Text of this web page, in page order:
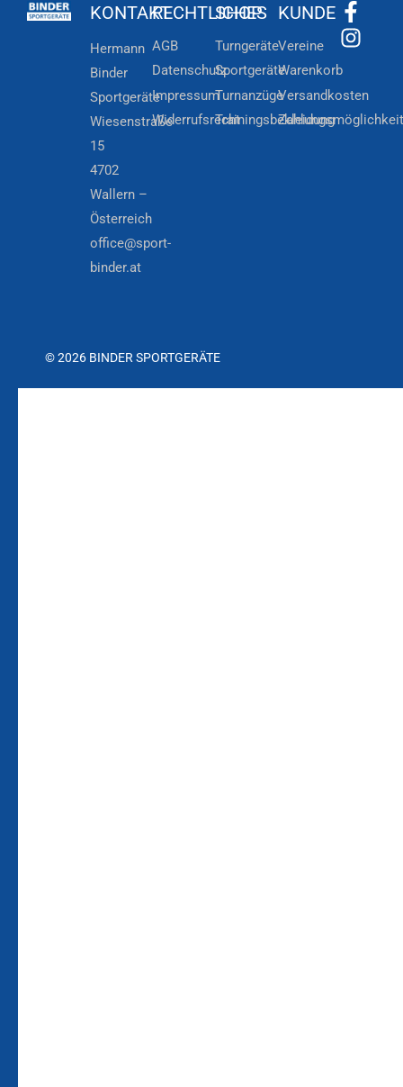
KONTAKT
Hermann
Binder
Sportgeräte
Wiesenstraße
15
4702
Wallern –
Österreich
office@sport-
binder.at
RECHTLICHES
AGB
Datenschutz
Impressum
Widerrufsrecht
SHOP
Turngeräte
Sportgeräte
Turnanzüge
Trainingsbekleidung
KUNDE
Vereine
Warenkorb
Versandkosten
© 2026 BINDER SPORTGERÄTE